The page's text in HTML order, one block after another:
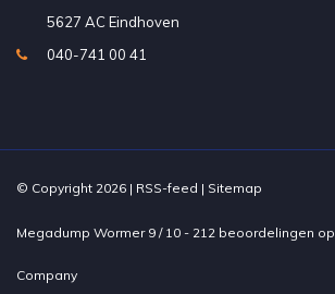
5627 AC Eindhoven
040-741 00 41
© Copyright 2026 | RSS-feed | Sitemap
Megadump Wormer 9 / 10 - 212 beoordelingen op
Company